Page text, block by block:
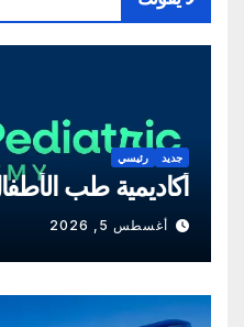
جديد رئيسي
أكاديمية طب
أغسطس 5, 2026